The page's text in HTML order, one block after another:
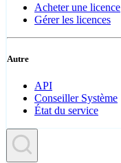
Acheter une licence
Gérer les licences
Autre
API
Conseiller Système
État du service